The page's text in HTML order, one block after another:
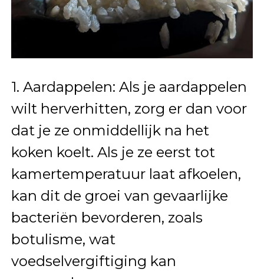
1. Aardappelen: Als je aardappelen
wilt herverhitten, zorg er dan voor
dat je ze onmiddellijk na het
koken koelt. Als je ze eerst tot
kamertemperatuur laat afkoelen,
kan dit de groei van gevaarlijke
bacteriën bevorderen, zoals
botulisme, wat
voedselvergiftiging kan